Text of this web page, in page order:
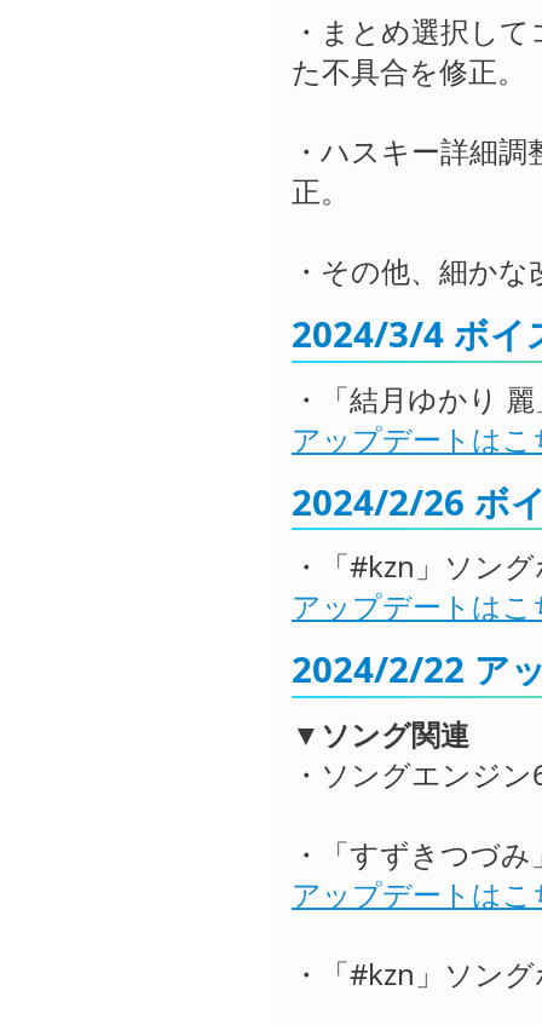
・まとめ選択し
た不具合を修正。
・ハスキー詳細
正。
・その他、細か
2024/3/4 ボイ
・「結月ゆかり
アップデートはこ
2024/2/26 ボ
・「#kzn」ソン
アップデートはこ
2024/2/22 ア
▼ソング関連
・ソングエンジ
・「すずきつづ
アップデートはこ
・「#kzn」ソン